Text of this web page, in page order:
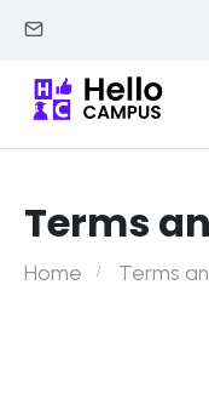
Terms
Home Terms